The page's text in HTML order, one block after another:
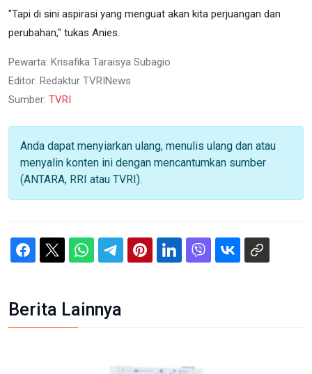
"Tapi di sini aspirasi yang menguat akan kita perjuangan dan
perubahan," tukas Anies.
Pewarta: Krisafika Taraisya Subagio
Editor: Redaktur TVRINews
Sumber: TVRI
Anda dapat menyiarkan ulang, menulis ulang dan atau
menyalin konten ini dengan mencantumkan sumber
(ANTARA, RRI atau TVRI).
Berita Lainnya